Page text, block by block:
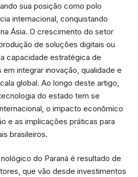
sua posição como polo
internacional, conquistando
Ásia. O crescimento do setor
de soluções digitais ou
capacidade estratégica de
integrar inovação, qualidade e
global. Ao longo deste artigo,
do estado tem se
o impacto econômico
e as implicações práticas para
brasileiros.
do Paraná é resultado de
que vão desde investimentos